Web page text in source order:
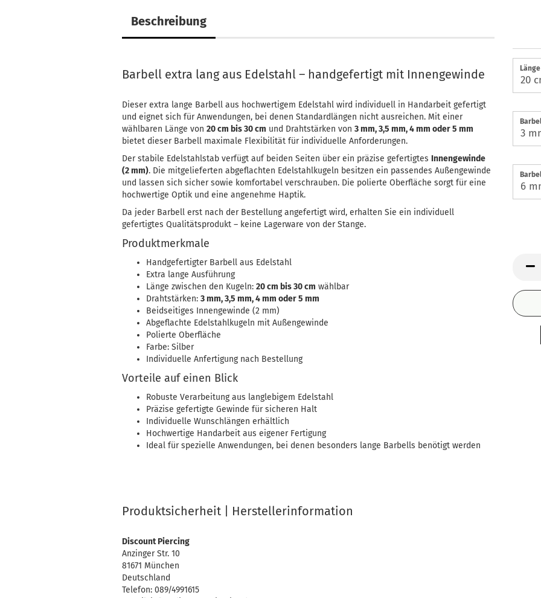
Beschreibung
Barbell extra lang aus Edelstahl – handgefertigt mit Innengewinde
Dieser extra lange Barbell aus hochwertigem Edelstahl wird individuell in Handarbeit gefertigt
und eignet sich für Anwendungen, bei denen Standardlängen nicht ausreichen. Mit einer
wählbaren Länge von 20 cm bis 30 cm und Drahtstärken von 3 mm, 3,5 mm, 4 mm oder 5 mm
bietet dieser Barbell maximale Flexibilität für individuelle Anforderungen.
Der stabile Edelstahlstab verfügt auf beiden Seiten über ein präzise gefertigtes Innengewinde
(2 mm). Die mitgelieferten abgeflachten Edelstahlkugeln besitzen ein passendes Außengewinde
und lassen sich sicher sowie komfortabel verschrauben. Die polierte Oberfläche sorgt für eine
hochwertige Optik und eine angenehme Haptik.
Da jeder Barbell erst nach der Bestellung angefertigt wird, erhalten Sie ein individuell
gefertigtes Qualitätsprodukt – keine Lagerware von der Stange.
Produktmerkmale
Handgefertigter Barbell aus Edelstahl
Extra lange Ausführung
Länge zwischen den Kugeln: 20 cm bis 30 cm wählbar
Drahtstärken: 3 mm, 3,5 mm, 4 mm oder 5 mm
Beidseitiges Innengewinde (2 mm)
Abgeflachte Edelstahlkugeln mit Außengewinde
Polierte Oberfläche
Farbe: Silber
Individuelle Anfertigung nach Bestellung
Vorteile auf einen Blick
Robuste Verarbeitung aus langlebigem Edelstahl
Präzise gefertigte Gewinde für sicheren Halt
Individuelle Wunschlängen erhältlich
Hochwertige Handarbeit aus eigener Fertigung
Ideal für spezielle Anwendungen, bei denen besonders lange Barbells benötigt werden
Produktsicherheit | Herstellerinformation
Discount Piercing
Anzinger Str. 10
81671 München
Deutschland
Telefon: 089/4991615